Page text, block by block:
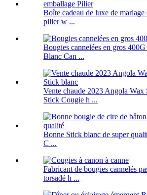
Boîte cadeau de luxe de
pilier w ...
Bougies cannelées en gros
Blanc Can ...
Vente chaude 2023 Angola
Stick Cougie h ...
Bonne Stick blanc de super
C ...
Fabricant de bougies cannelés
torsadé h ...